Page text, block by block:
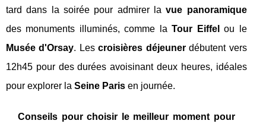
tard dans la soirée pour admirer lavue panoramique
des monuments illuminés, comme laTour Eiffel
ou le
Musée d'Orsay. Lescroisières déjeunerdébutent vers
12h45 pour des durées avoisinant deux heures, idéales
pour explorer la Seine Paris en journée.
Conseils pour choisir le meilleur moment pour